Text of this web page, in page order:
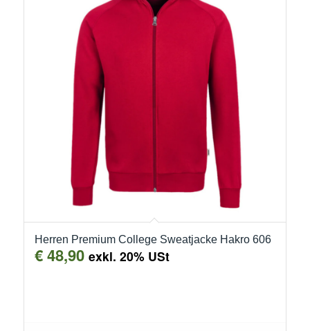
Herren Premium College Sweatjacke Hakro 606
€48,90 exkl. 20% USt